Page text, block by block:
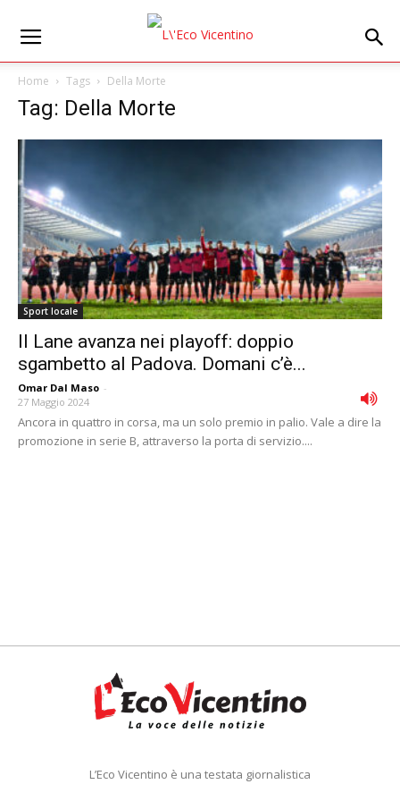
Home Tags Della Morte
Tag: Della Morte
Sport locale
Il Lane avanza nei playoff: doppio
sgambetto al Padova. Domani c’è...
Omar Dal Maso -
27 Maggio 2024
Ancora in quattro in corsa, ma un solo premio in palio. Vale a dire la
promozione in serie B, attraverso la porta di servizio....
L’Eco Vicentino è una testata giornalistica